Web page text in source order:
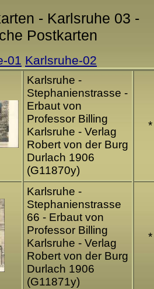
- Karlsruhe 03 -
Postkarten
01 Karlsruhe-02
Karlsruhe -
Stephanienstrasse -
Erbaut von
Professor Billing
Karlsruhe - Verlag
Robert von der Burg
Durlach 1906
(G11870y)
*
Karlsruhe -
Stephanienstrasse
66 - Erbaut von
Professor Billing
Karlsruhe - Verlag
Robert von der Burg
Durlach 1906
(G11871y)
*